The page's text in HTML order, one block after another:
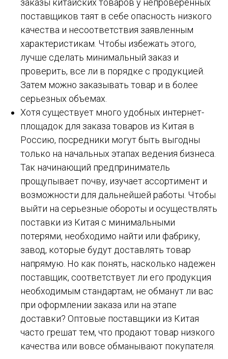
заказы китайских товаров у непроверенных
поставщиков таят в себе опасность низкого
качества и несоответствия заявленным
характеристикам. Чтобы избежать этого,
лучше сделать минимальный заказ и
проверить, все ли в порядке с продукцией.
Затем можно заказывать товар и в более
серьезных объемах.
Хотя существует много удобных интернет-
площадок для заказа товаров из Китая в
Россию, посредники могут быть выгодны
только на начальных этапах ведения бизнеса.
Так начинающий предприниматель
прощупывает почву, изучает ассортимент и
возможности для дальнейшей работы. Чтобы
выйти на серьезные обороты и осуществлять
поставки из Китая с минимальными
потерями, необходимо найти или фабрику,
завод, которые будут доставлять товар
напрямую. Но как понять, насколько надежен
поставщик, соответствует ли его продукция
необходимым стандартам, не обманут ли вас
при оформлении заказа или на этапе
доставки? Оптовые поставщики из Китая
часто грешат тем, что продают товар низкого
качества или вовсе обманывают покупателя.